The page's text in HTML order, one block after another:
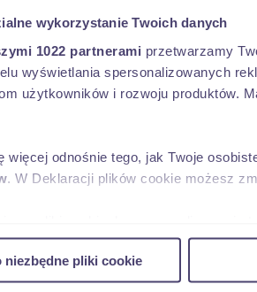
wykorzystanie Twoich danych
1022 partnerami przetwarzamy
wyświetlania spersonalizowanych
użytkowników i rozwoju produktów.
więcej odnośnie tego, jak Twoje
. W Deklaracji plików cookie możesz
Informacje o tym, jak korzystasz
i analitycznym. Partnerzy mogą
podczas korzystania z ich usług.
niezbędne pliki cookie